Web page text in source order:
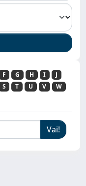
F G H I
J
S T U V
W